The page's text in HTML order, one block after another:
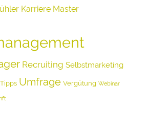
Karriere Master
Recruiting Selbstmarketing
Tipps Umfrage Vergütung Webinar